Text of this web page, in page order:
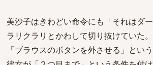
美沙子はきわどい命令にも「それはダ
ラリクラリとかわして切り抜けていた。
「ブラウスのボタンを外させる」という